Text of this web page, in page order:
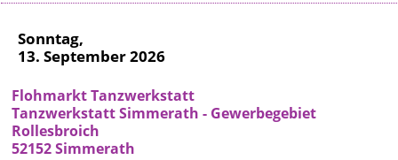
Sonntag,
13. September 2026
Flohmarkt Tanzwerkstatt
Tanzwerkstatt Simmerath - Gewerbegebiet
Rollesbroich
52152 Simmerath